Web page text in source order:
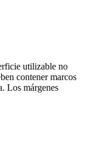
utilizable no
contener marcos
Los márgenes